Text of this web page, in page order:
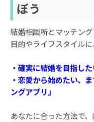
ぼう
結婚相談所とマッチング
目的やライフスタイル
・確実に結婚を目指し
・恋愛から始めたい、
ングアプリ」
あなたに合った方法で